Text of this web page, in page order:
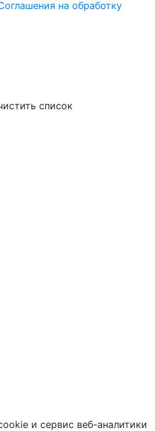
на обработку
список
и сервис веб-аналитики